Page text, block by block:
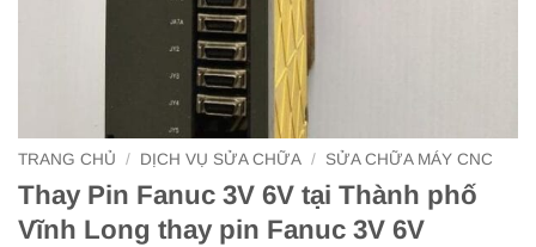
TRANG CHỦ / DỊCH VỤ SỬA CHỮA / SỬA CHỮA MÁY CNC
Thay Pin Fanuc 3V 6V tại Thành phố
Vĩnh Long thay pin Fanuc 3V 6V